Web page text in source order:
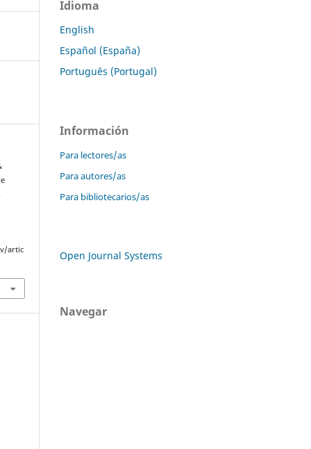
artic
Idioma
English
Español (España)
Português (Portugal)
Información
Para lectores/as
Para autores/as
Para bibliotecarios/as
Open Journal Systems
Navegar